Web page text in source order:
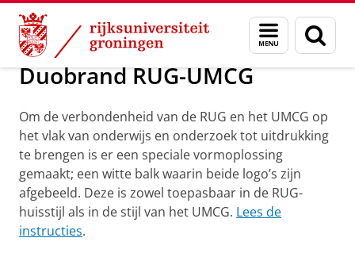
Skip
Content
Skip
Navigation
Menu
en
zoeken
Over ons Samenwerkingsverbanden
Duobrand RUG-UMCG
Om de verbondenheid van de RUG en het UMCG op
het vlak van onderwijs en onderzoek tot uitdrukking
te brengen is er een speciale vormoplossing
gemaakt; een witte balk waarin beide logo’s zijn
afgebeeld. Deze is zowel toepasbaar in de RUG-
huisstijl als in de stijl van het UMCG. Lees de
instructies.